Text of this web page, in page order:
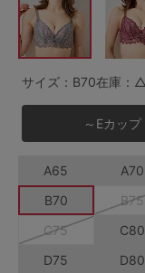
H70 H75
SS
L LL
S-CD
M-AB
L-AB L-CD
2,000～2,999円
4,000円～
セールアイテムから
セールアイテム
その他から探す
サイズ：B70在庫：△
～Eカップ
A65 A70
B70
B75
C75
C80
D75
D80